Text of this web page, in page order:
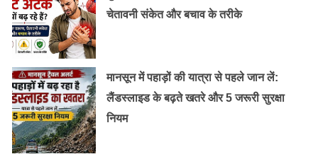
Google का कहना है कि वह ब्राउज़ करते समय SGE में लगातार
सुधार कर रहा है और उपयोगकर्ताओं से प्रतिक्रिया का स्वागत
करता है। उपयोगकर्ता सारांश की गुणवत्ता का मूल्यांकन कर सकते हैं
और अपने सामने आने वाली किसी भी समस्या या त्रुटि की रिपोर्ट
कर सकते हैं। Google का यह भी कहना है कि वह उपयोगकर्ताओं
की गोपनीयता और सुरक्षा का सम्मान करता है और किसी भी
चेतावनी संकेत और बचाव के तरीके
मानसून में पहाड़ों की यात्रा से पहले जान लें:
लैंडस्लाइड के बढ़ते खतरे और 5 जरूरी सुरक्षा
नियम